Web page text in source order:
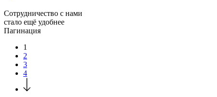
Сотрудничество с нами
стало ещё удобнее
Пагинация
1
2
3
4